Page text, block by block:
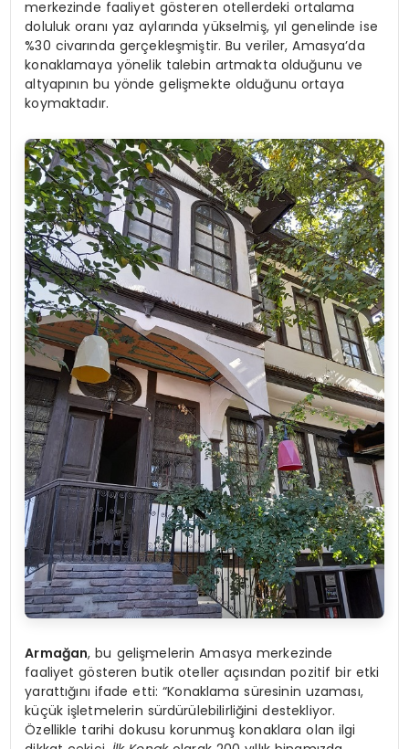
merkezinde faaliyet gösteren otellerdeki ortalama
doluluk oranı yaz aylarında yükselmiş, yıl genelinde ise
%30 civarında gerçekleşmiştir. Bu veriler, Amasya’da
konaklamaya yönelik talebin artmakta olduğunu ve
altyapının bu yönde gelişmekte olduğunu ortaya
koymaktadır.
Armağan, bu gelişmelerin Amasya merkezinde
faaliyet gösteren butik oteller açısından pozitif bir etki
yarattığını ifade etti: “Konaklama süresinin uzaması,
küçük işletmelerin sürdürülebilirliğini destekliyor.
Özellikle tarihi dokusu korunmuş konaklara olan ilgi